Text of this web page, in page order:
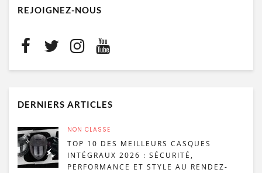
REJOIGNEZ-NOUS
DERNIERS ARTICLES
NON CLASSÉ
TOP 10 DES MEILLEURS CASQUES
INTÉGRAUX 2026 : SÉCURITÉ,
PERFORMANCE ET STYLE AU RENDEZ-